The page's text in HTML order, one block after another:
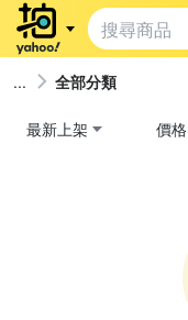
全部分類
最新上架 價格